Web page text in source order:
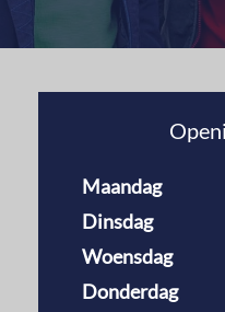
Maandag
Dinsdag
Woensdag
Donderdag